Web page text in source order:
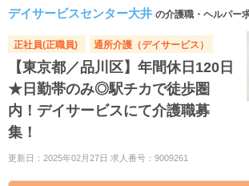
デイサービスセンター大井 の介護職・ヘルパー
正社員(正職員) 通所介護（デイサービス）
【東京都／品川区】年間休日120日
★日勤帯のみ◎駅チカで徒歩圏
内！デイサービスにて介護職募
集！
更新日：2025年02月27日 求人番号：9009261